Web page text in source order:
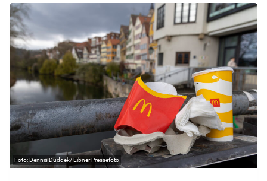
Dennis Duddek/ Eibner Pressefoto